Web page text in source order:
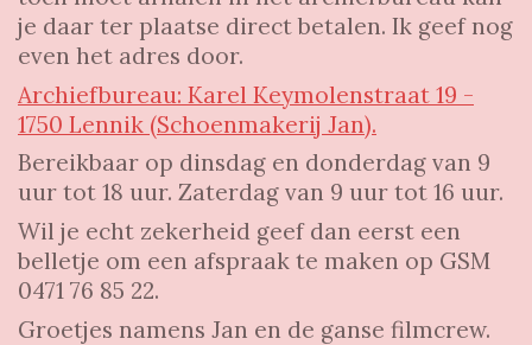
je daar ter plaatse direct betalen. Ik geef nog
even het adres door.
Archiefbureau: Karel Keymolenstraat 19 -
1750 Lennik (Schoenmakerij Jan).
Bereikbaar op dinsdag en donderdag van 9
uur tot 18 uur. Zaterdag van 9 uur tot 16 uur.
Wil je echt zekerheid geef dan eerst een
belletje om een afspraak te maken op GSM
0471 76 85 22.
Groetjes namens Jan en de ganse filmcrew.